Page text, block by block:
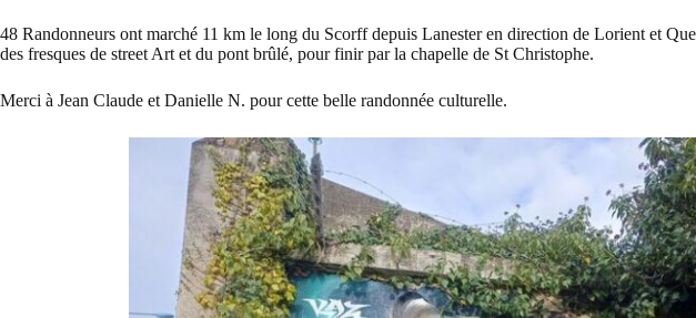
48 Randonneurs ont marché 11 km le long du Scorff depuis Lanester en direction de Lorient et
des fresques de street Art et du pont brûlé, pour finir par la chapelle de St Christophe.
Merci à Jean Claude et Danielle N. pour cette belle randonnée culturelle.